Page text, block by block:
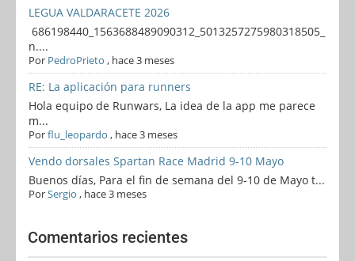
LEGUA VALDARACETE 2026
686198440_1563688489090312_5013257275980318505_
n....
Por PedroPrieto , hace 3 meses
RE: La aplicación para runners
Hola equipo de Runwars, La idea de la app me parece
m...
Porflu_leopardo , hace 3 meses
Vendo dorsales Spartan Race Madrid 9-10 Mayo
Buenos días, Para el fin de semana del 9-10 de Mayo t...
PorSergio , hace 3 meses
Comentarios recientes